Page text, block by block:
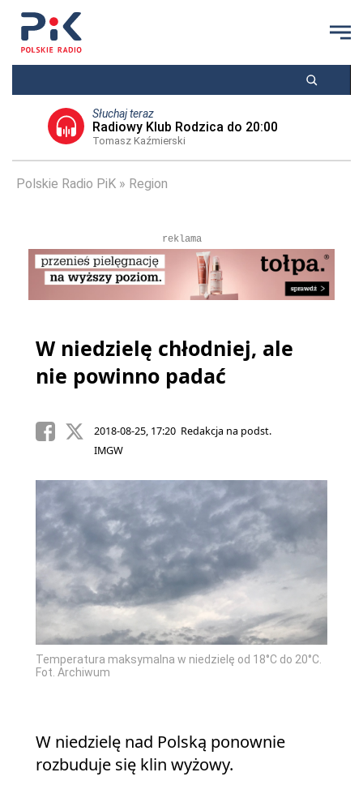
Słuchaj teraz
Radiowy Klub Rodzica do 20:00
Tomasz Kaźmierski
Polskie Radio PiK Region
reklama
W niedzielę chłodniej, ale
nie powinno padać
2018-08-25, 17:20 Redakcja na podst.
IMGW
Temperatura maksymalna w niedzielę od 18°C do 20°C.
Fot. Archiwum
W niedzielę nad Polską ponownie
rozbuduje się klin wyżowy.